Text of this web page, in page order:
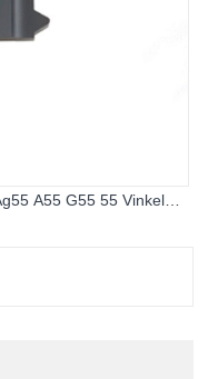
A55 G55 55 Vinkel